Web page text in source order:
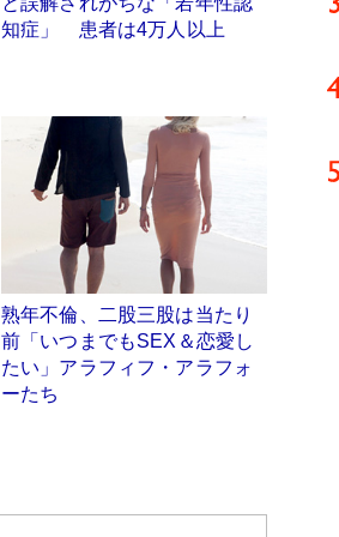
知症」 患者は4万人以上
熟年不倫、二股三股は当たり
前「いつまでもSEX＆恋愛し
たい」アラフィフ・アラフォ
ーたち